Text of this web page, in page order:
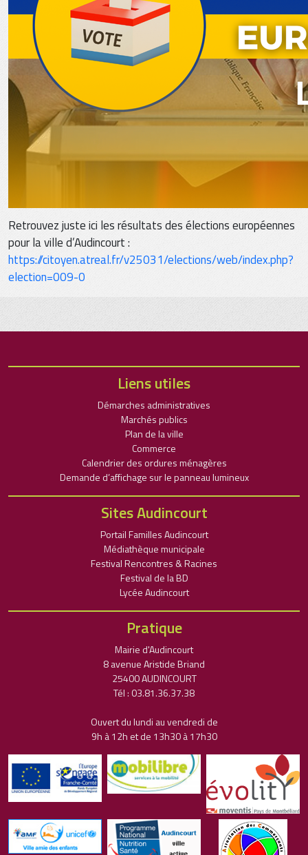
Retrouvez juste ici les résultats des élections européennes
pour la ville d’Audincourt :
https://citoyen.atreal.fr/v25031/elections/web/index.php?
election=009-0
Liens utiles
Démarches administratives
Marchés publics
Plan de la ville
Commerce
Calendrier des ordures ménagères
Demande d’affichage sur le panneau lumineux
Sites Audincourt
Portail Familles Audincourt
Médiathèque municipale
Festival Rencontres & Racines
Festival de la BD
Lycée Audincourt
Pratique
Mairie d'Audincourt
8 avenue Aristide Briand
25400 AUDINCOURT
Tél : 03.81.36.37.38
Ouvert du lundi au vendredi de
9h à 12h et de 13h30 à 17h30